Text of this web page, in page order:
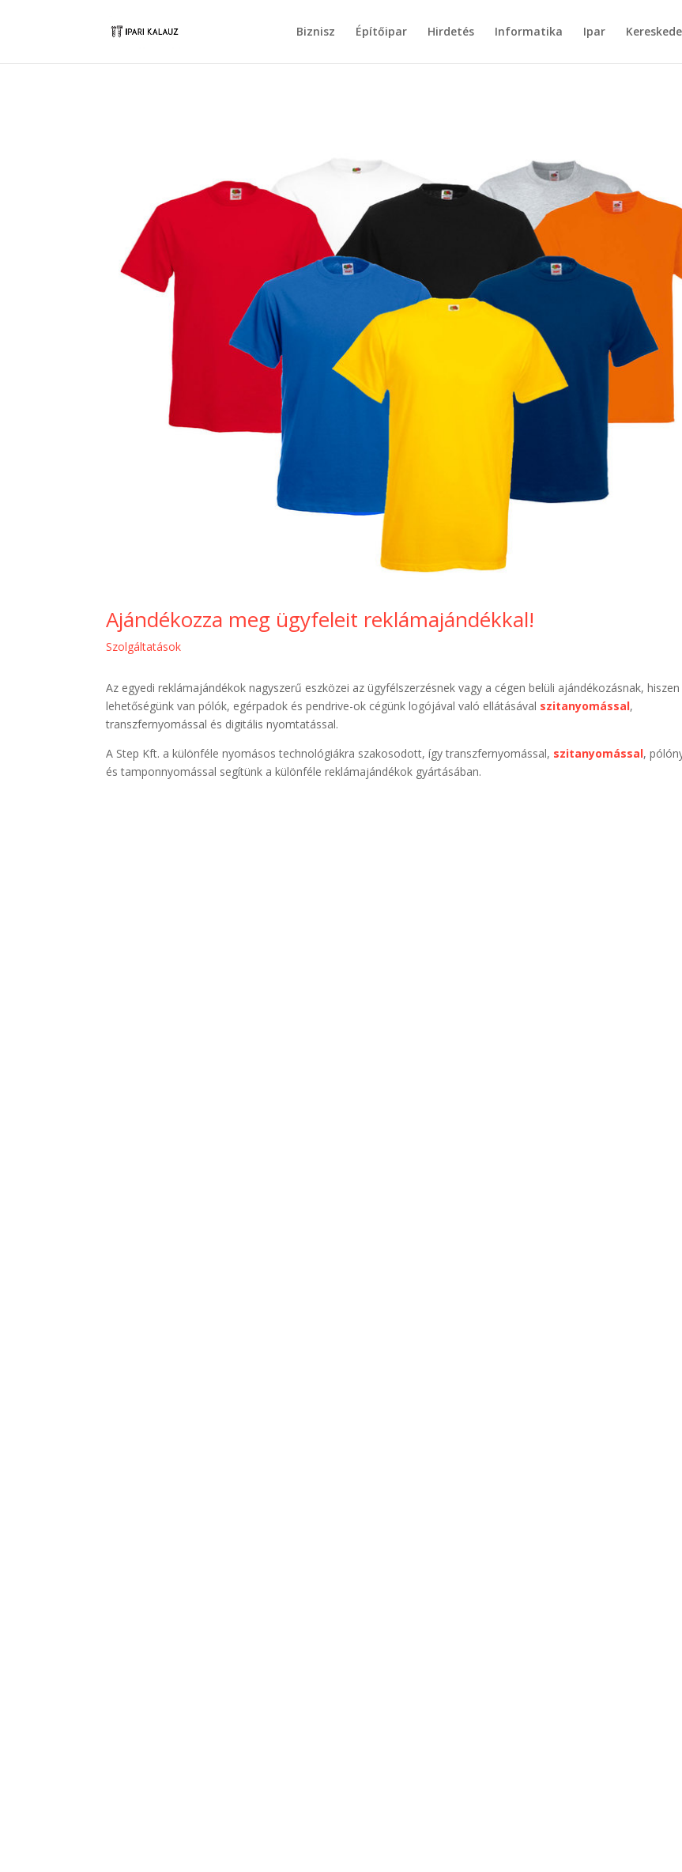
Biznisz Építőipar Hirdetés Informatika Ipar
Ajándékozza meg ügyfeleit reklámajándékkal!
Szolgáltatások
Az egyedi reklámajándékok nagyszerű eszközei az ügyfélszerzésnek vagy a cégen belüli ajándékozásnak, hiszen
lehetőségünk van pólók, egérpadok és pendrive-ok cégünk logójával való ellátásával szitanyomással,
transzfernyomással és digitális nyomtatással.
A Step Kft. a különféle nyomásos technológiákra szakosodott, így transzfernyomással, szitanyomással,
és tamponnyomással segítünk a különféle reklámajándékok gyártásában.